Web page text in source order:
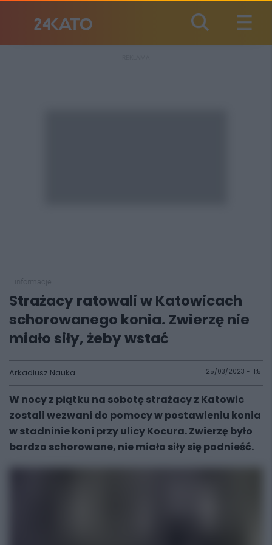
Strażacy ratowali w Katowicach
schorowanego konia. Zwierzę nie
miało siły, żeby wstać
Arkadiusz Nauka 25/03/2023 - 11:51
W nocy z piątku na sobotę strażacy z Katowic
zostali wezwani do pomocy w postawieniu konia
w stadninie koni przy ulicy Kocura. Zwierzę było
bardzo schorowane, nie miało siły się podnieść.